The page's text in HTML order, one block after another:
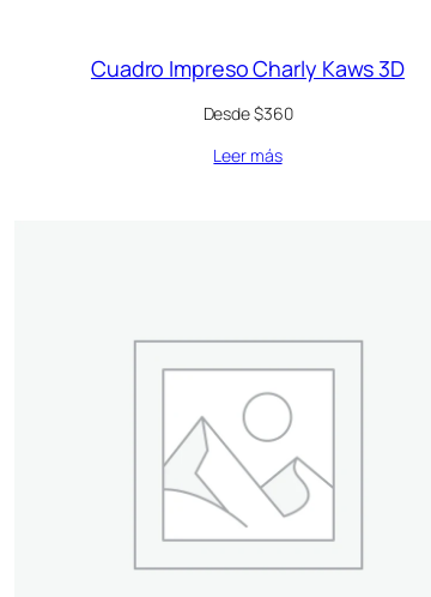
Cuadro Impreso Charly Kaws 3D
Desde $360
Leer más